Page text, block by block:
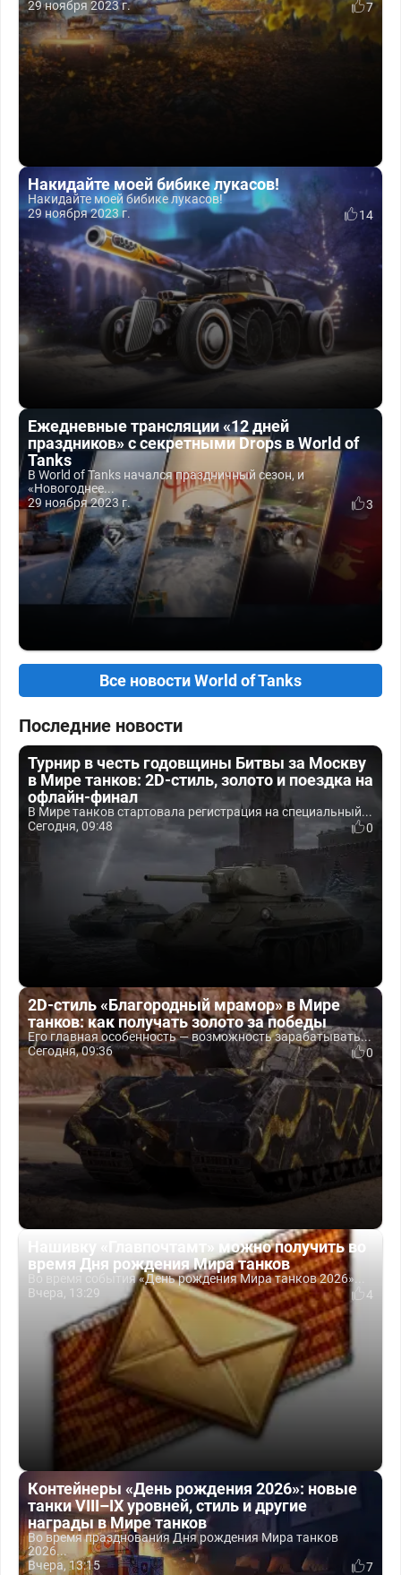
29 ноября 2023 г. 7
Накидайте моей бибике лукасов!
Накидайте моей бибике лукасов!
29 ноября 2023 г.
14
Ежедневные трансляции «12 дней
праздников» с секретными Drops в World of
Tanks
В World of Tanks начался праздничный сезон, и
«Новогоднее...
29 ноября 2023 г.
3
Все новости World of Tanks
Последние новости
Турнир в честь годовщины Битвы за Москву
в Мире танков: 2D-стиль, золото и поездка на
офлайн-финал
В Мире танков стартовала регистрация на специальный...
Сегодня, 09:48
0
2D-стиль «Благородный мрамор» в Мире
танков: как получать золото за победы
Его главная особенность — возможность зарабатывать...
Сегодня, 09:36
0
Нашивку «Главпочтамт» можно получить во
время Дня рождения Мира танков
Во время события «День рождения Мира танков 2026»...
Вчера, 13:29
4
Контейнеры «День рождения 2026»: новые
танки VIII–IX уровней, стиль и другие
награды в Мире танков
Во время празднования Дня рождения Мира танков
2026...
Вчера, 13:15
7